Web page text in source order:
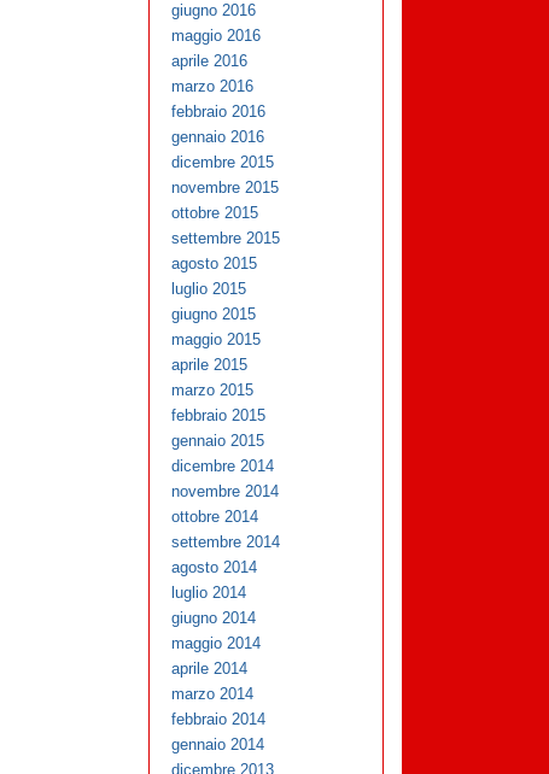
giugno 2016
maggio 2016
aprile 2016
marzo 2016
febbraio 2016
gennaio 2016
dicembre 2015
novembre 2015
ottobre 2015
settembre 2015
agosto 2015
luglio 2015
giugno 2015
maggio 2015
aprile 2015
marzo 2015
febbraio 2015
gennaio 2015
dicembre 2014
novembre 2014
ottobre 2014
settembre 2014
agosto 2014
luglio 2014
giugno 2014
maggio 2014
aprile 2014
marzo 2014
febbraio 2014
gennaio 2014
dicembre 2013